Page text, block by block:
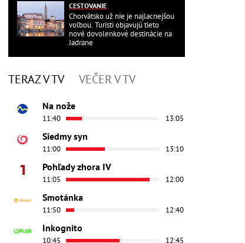
CESTOVANIE
Chorvátsko už nie je najlacnejšou
voľbou. Turisti objavujú tieto
nové dovolenkové destinácie na
Jadrane
TERAZ V TV VEČER V TV
Na nože
11:40 13:05
Siedmy syn
11:00 13:10
Pohľady zhora IV
11:05 12:00
Smotánka
11:50 12:40
Inkognito
10:45 12:45